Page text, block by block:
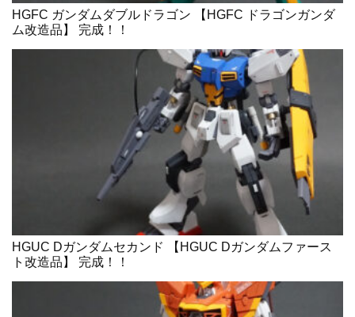
HGFC ガンダムダブルドラゴン 【HGFC ドラゴンガンダ
ム改造品】 完成！！
HGUC Dガンダムセカンド 【HGUC Dガンダムファース
ト改造品】 完成！！